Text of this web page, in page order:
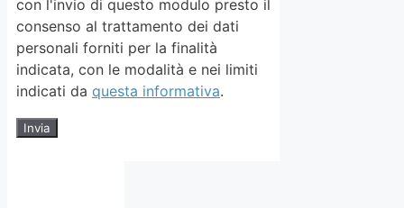
con l'invio di questo modulo presto il
consenso al trattamento dei dati
personali forniti per la finalità
indicata, con le modalità e nei limiti
indicati da questa informativa.